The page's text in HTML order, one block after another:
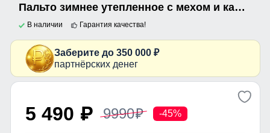
Пальто зимнее утепленное с мехом и капюшоном тренд темно-коричневого цвета 7745TK
В наличии Гарантия качества!
Заберите до 350 000 ₽
партнёрских денег
5 490 p 9990p -45%